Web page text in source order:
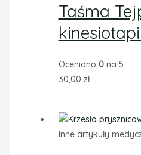
Taśma
Oceniono 0na 5
30,00 zł
Inne artykuły